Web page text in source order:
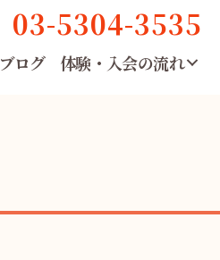
03-5304-3535
ブログ 体験・入会の流れ